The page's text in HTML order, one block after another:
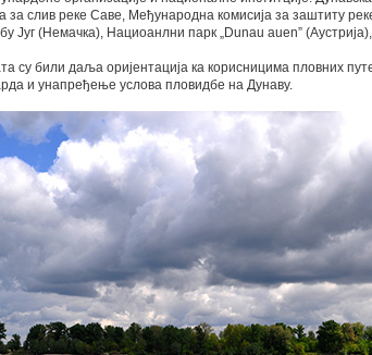
за слив реке Саве, Међународна комисија за заштиту
Југ (Немачка), Нациоанлни парк „Dunau auen”
су били даља оријентација ка корисницима пловних
и унапређење услова пловидбе на Дунаву.